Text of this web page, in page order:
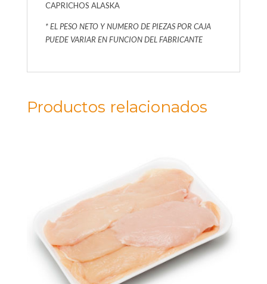
CAPRICHOS ALASKA
* EL PESO NETO Y NUMERO DE PIEZAS POR CAJA
PUEDE VARIAR EN FUNCION DEL FABRICANTE
Productos relacionados